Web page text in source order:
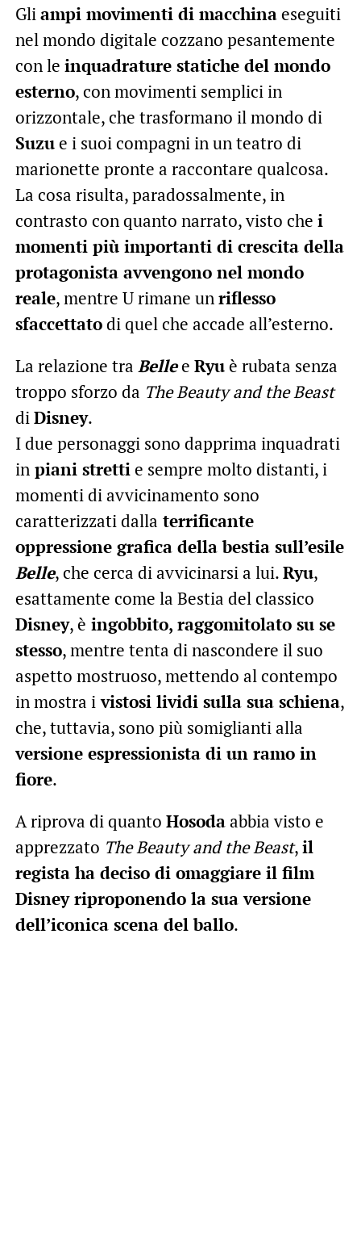
Gliampi movimenti di macchinaeseguiti
nel mondo digitale cozzano pesantemente
con le inquadrature statiche del mondo
esterno, con movimenti semplici in
orizzontale, che trasformano il mondo di
Suzue i suoi compagni in un teatro di
marionette pronte a raccontare qualcosa.
La cosa risulta, paradossalmente, in
contrasto con quanto narrato, visto che i
momenti più importanti di crescita della
protagonista avvengono nel mondo
reale, mentre U rimane unriflesso
sfaccettatodi quel che accade all’esterno.
La relazione tra Bellee Ryuè rubata senza
troppo sforzo da The Beauty and the Beast
diDisney.
I due personaggi sono dapprima inquadrati
inpiani strettie sempre molto distanti, i
momenti di avvicinamento sono
caratterizzati dalla terrificante
oppressione grafica della bestia sull’esile
Belle, che cerca di avvicinarsi a lui.Ryu,
esattamente come la Bestia del classico
Disney, è ingobbito, raggomitolato su se
stesso, mentre tenta di nascondere il suo
aspetto mostruoso, mettendo al contempo
in mostra ivistosi lividi sulla sua schiena,
che, tuttavia, sono più somiglianti alla
versione espressionista di un ramo in
fiore.
A riprova di quanto Hosodaabbia visto e
apprezzato The Beauty and the Beast,il
regista ha deciso di omaggiare il film
Disney riproponendo la sua versione
dell’iconica scena del ballo.